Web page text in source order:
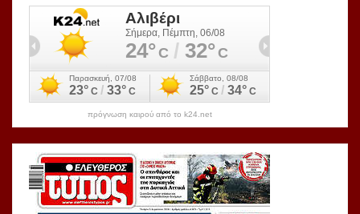
πρόγνωση καιρού από το k24.net